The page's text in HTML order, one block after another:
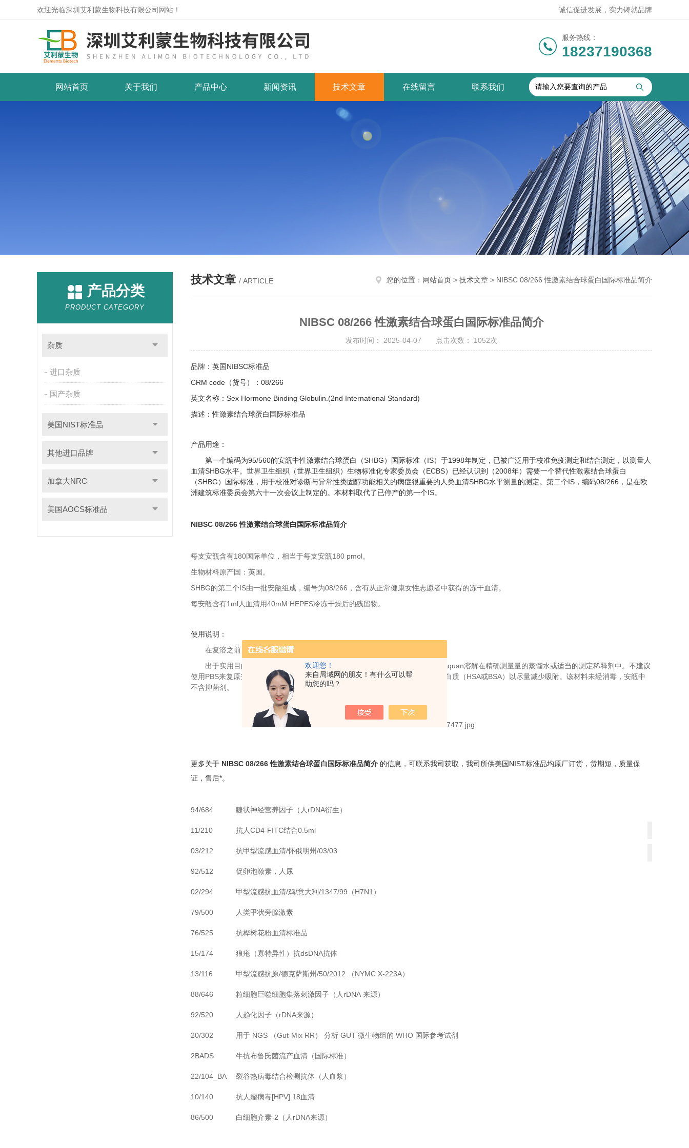
欢迎您！
来自局域网的朋友！有什么可以帮
助您的吗？
欢迎光临深圳艾利蒙生物科技有限公司网站！ 诚信促进发展，实力铸就品牌
服务热线：
18237190368
网站首页 关于我们 产品中心 新闻资讯 技术文章 在线留言 联系我们
产品分类
PRODUCT CATEGORY
杂质
进口杂质
国产杂质
美国NIST标准品
其他进口品牌
加拿大NRC
美国AOCS标准品
技术文章 / ARTICLE 您的位置： 网站首页 > 技术文章 > NIBSC 08/266 性激素结合球蛋白国际标准品简介
NIBSC 08/266 性激素结合球蛋白国际标准品简介
发布时间： 2025-04-07 点击次数： 1052次
品牌：英国NIBSC标准品
CRM code（货号）：08/266
英文名称： Sex Hormone Binding Globulin.(2nd International Standard)
描述：性激素结合球蛋白国际标准品
产品用途：
第一个编码为95/560的安瓿中性激素结合球蛋白（SHBG）国际标准（IS）于1998年制定，已被广泛用于校准免疫测定和结合测定，以测量人
血清SHBG水平。世界卫生组织（世界卫生组织）生物标准化专家委员会（ECBS）已经认识到（2008年）需要一个替代性激素结合球蛋白
（SHBG）国际标准，用于校准对诊断与异常性类固醇功能相关的病症很重要的人类血清SHBG水平测量的测定。第二个IS，编码08/266，是在欧
洲建筑标准委员会第六十一次会议上制定的。本材料取代了已停产的第一个IS。
NIBSC 08/266 性激素结合球蛋白国际标准品简介
每支安瓿含有180国际单位，相当于每支安瓿180 pmol。
生物材料原产国：英国。
SHBG的第二个IS由一批安瓿组成，编号为08/266，含有从正常健康女性志愿者中获得的冻干血清。
每安瓿含有1ml人血清用40mM HEPES冷冻干燥后的残留物。
使用说明：
在复溶之前，不应尝试称量冻干材料的任何部分
出于实用目的，每个安瓿含有相同数量的SHBG。每个安瓿的全部内容物应完quan溶解在精确测量量的蒸馏水或适当的测定稀释剂中。不建议
使用PBS来复原安瓿内容物。如果要广泛稀释内容物，建议添加0.05%-0.1%的蛋白质（HSA或BSA）以尽量减少吸附。该材料未经消毒，安瓿中
不含抑菌剂。
更多关于 NIBSC 08/266 性激素结合球蛋白国际标准品简介 的信息，可联系我司获取，我司所供美国NIST标准品均原厂订货，货期短，质量保
证，售后*。
94/684 睫状神经营养因子（人 rDNA衍生）
11/210 抗人CD4-FITC结合0.5ml
03/212 抗甲型流感血清/怀俄明州/03/03
92/512 促卵泡激素，人尿
02/294 甲型流感抗血清/鸡/意大利/1347/99（H7N1）
79/500 人类甲状旁腺激素
76/525 抗桦树花粉血清标准品
15/174 狼疮（寡特异性）抗dsDNA抗体
13/116 甲型流感抗原/德克萨斯州/50/2012 （NYMC X-223A）
88/646 粒细胞巨噬细胞集落刺激因子（人 rDNA 来源）
92/520 人趋化因子（rDNA来源）
20/302 用于 NGS （Gut-Mix RR） 分析 GUT 微生物组的 WHO 国际参考试剂
2BADS 牛抗布鲁氏菌流产血清（国际标准）
22/104_BA 裂谷热病毒结合检测抗体（人血浆）
10/140 抗人瘤病毒[HPV] 18血清
86/500 白细胞介素-2 （人 rDNA来源）